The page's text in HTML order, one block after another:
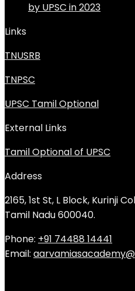
by UPSC in 2023
Links
TNUSRB
TNPSC
UPSC Tamil Optional
External Links
Tamil Optional of UPSC
Address
2165, 1st St, L Block, Kurinji
Tamil Nadu 600040.
Phone: +91 74488 14441
Email: